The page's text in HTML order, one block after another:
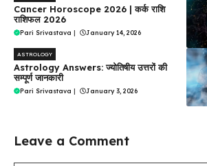
Cancer Horoscope 2026 | कर्क राशि
राशिफल 2026
Pari Srivastava | January 14, 2026
ASTROLOGY
Astrology Answers: ज्योतिषीय उत्तरों की
सम्पूर्ण जानकारी
Pari Srivastava | January 3, 2026
Leave a Comment